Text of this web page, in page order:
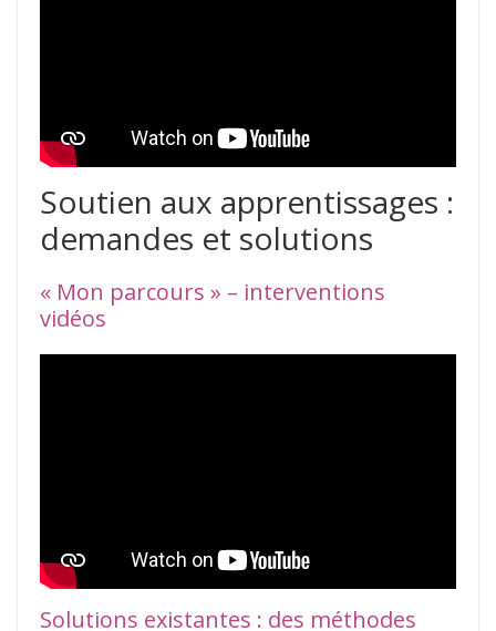
Soutien aux apprentissages :
demandes et solutions
« Mon parcours » – interventions
vidéos
Solutions existantes : des méthodes